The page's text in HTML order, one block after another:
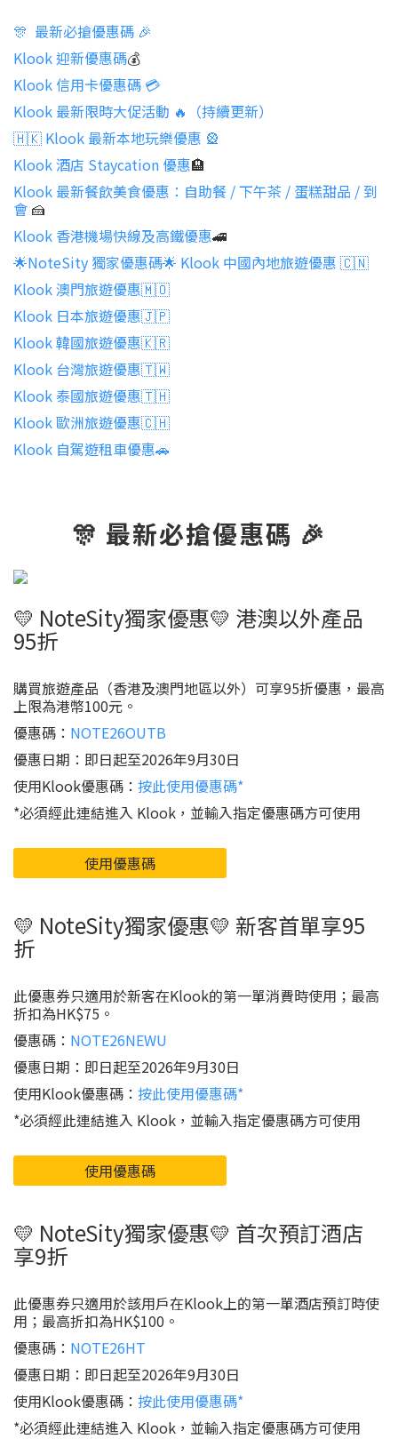
🎊 最新必搶優惠碼 🎉
Klook 迎新優惠碼💰
Klook 信用卡優惠碼 💳
Klook 最新限時大促活動 🔥（持續更新）
🇭🇰 Klook 最新本地玩樂優惠 🎡
Klook 酒店 Staycation 優惠🏨
Klook 最新餐飲美食優惠：自助餐 / 下午茶 / 蛋糕甜品 / 到
會 🍰
Klook 香港機場快線及高鐵優惠🚄
🌟NoteSity 獨家優惠碼🌟 Klook 中國內地旅遊優惠 🇨🇳
Klook 澳門旅遊優惠🇲🇴
Klook 日本旅遊優惠🇯🇵
Klook 韓國旅遊優惠🇰🇷
Klook 台灣旅遊優惠🇹🇼
Klook 泰國旅遊優惠🇹🇭
Klook 歐洲旅遊優惠🇨🇭
Klook 自駕遊租車優惠🚗
🎊 最新必搶優惠碼 🎉
💛 NoteSity獨家優惠💛 港澳以外產品
95折
購買旅遊產品（香港及澳門地區以外）可享95折優惠，最高
上限為港幣100元。
優惠碼： NOTE26OUTB
優惠日期：即日起至2026年9月30日
使用Klook優惠碼： 按此使用優惠碼*
*必須經此連結進入 Klook，並輸入指定優惠碼方可使用
使用優惠碼
💛 NoteSity獨家優惠💛 新客首單享95
折
此優惠券只適用於新客在Klook的第一單消費時使用；最高
折扣為HK$75。
優惠碼： NOTE26NEWU
優惠日期：即日起至2026年9月30日
使用Klook優惠碼： 按此使用優惠碼*
*必須經此連結進入 Klook，並輸入指定優惠碼方可使用
使用優惠碼
💛 NoteSity獨家優惠💛 首次預訂酒店
享9折
此優惠券只適用於該用戶在Klook上的第一單酒店預訂時使
用；最高折扣為HK$100。
優惠碼： NOTE26HT
優惠日期：即日起至2026年9月30日
使用Klook優惠碼： 按此使用優惠碼*
*必須經此連結進入 Klook，並輸入指定優惠碼方可使用